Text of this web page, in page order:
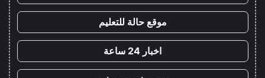
موقع حالة للتعليم
اخبار 24 ساعة